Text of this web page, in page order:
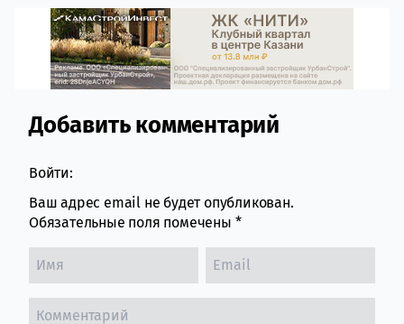
Comment section
Добавить комментарий
Войти:
Ваш адрес email не будет опубликован.
Обязательные поля помечены *